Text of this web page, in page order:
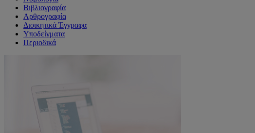
Βιβλιογραφία
Αρθρογραφία
Διοικητικά Έγγραφα
Υποδείγματα
Περιοδικά